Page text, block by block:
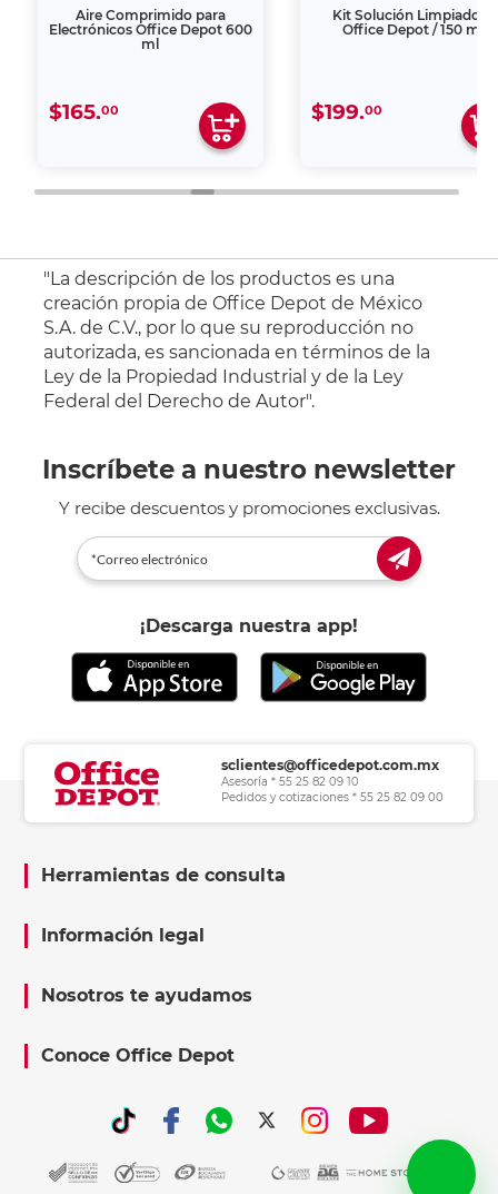
Aire Comprimido para
Electrónicos Office Depot 600
ml
$165.00
Kit Solución Limpiadora
Office Depot / 150 ml
$199.00
"La descripción de los productos es una
creación propia de Office Depot de México
S.A. de C.V., por lo que su reproducción no
autorizada, es sancionada en términos de la
Ley de la Propiedad Industrial y de la Ley
Federal del Derecho de Autor".
Inscríbete a nuestro newsletter
Y recibe descuentos y promociones exclusivas.
¡Descarga nuestra app!
sclientes@officedepot.com.mx
Asesoría * 55 25 82 09 10
Pedidos y cotizaciones * 55 25 82 09 00
Herramientas de consulta
Información legal
Nosotros te ayudamos
Conoce Office Depot